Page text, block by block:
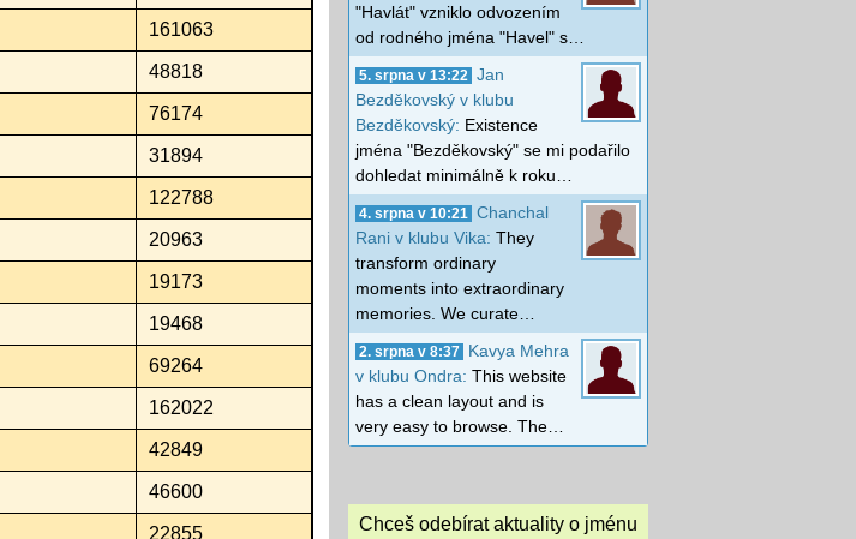
161063
48818
76174
31894
122788
20963
19173
19468
69264
162022
42849
46600
22855
"Havlát" vzniklo odvozením
od rodného jména "Havel" s…
5. srpna v 13:22
Jan
Bezděkovský v klubu
Bezděkovský: Existence
jména "Bezděkovský" se mi podařilo
dohledat minimálně k roku…
4. srpna v 10:21
Chanchal
Rani v klubu Vika: They
transform ordinary
moments into extraordinary
memories. We curate…
2. srpna v 8:37
Kavya Mehra
v klubu Ondra: This website
has a clean layout and is
very easy to browse. The…
Chceš odebírat aktuality o jménu